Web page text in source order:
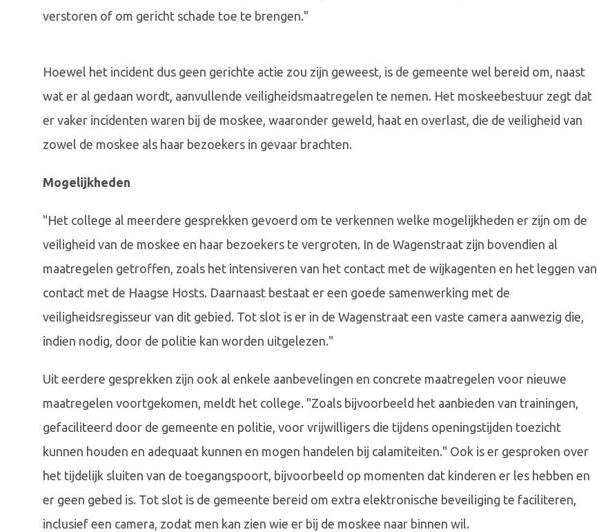
verstoren of om gericht schade toe te brengen."
Hoewel het incident dus geen gerichte actie zou zijn geweest, is de gemeente wel bereid om, naast
wat er al gedaan wordt, aanvullende veiligheidsmaatregelen te nemen. Het moskeebestuur zegt dat
er vaker incidenten waren bij de moskee, waaronder geweld, haat en overlast, die de veiligheid van
zowel de moskee als haar bezoekers in gevaar brachten.
Mogelijkheden
"Het college al meerdere gesprekken gevoerd om te verkennen welke mogelijkheden er zijn om de
veiligheid van de moskee en haar bezoekers te vergroten. In de Wagenstraat zijn bovendien al
maatregelen getroffen, zoals het intensiveren van het contact met de wijkagenten en het leggen van
contact met de Haagse Hosts. Daarnaast bestaat er een goede samenwerking met de
veiligheidsregisseur van dit gebied. Tot slot is er in de Wagenstraat een vaste camera aanwezig die,
indien nodig, door de politie kan worden uitgelezen."
Uit eerdere gesprekken zijn ook al enkele aanbevelingen en concrete maatregelen voor nieuwe
maatregelen voortgekomen, meldt het college. "Zoals bijvoorbeeld het aanbieden van trainingen,
gefaciliteerd door de gemeente en politie, voor vrijwilligers die tijdens openingstijden toezicht
kunnen houden en adequaat kunnen en mogen handelen bij calamiteiten." Ook is er gesproken over
het tijdelijk sluiten van de toegangspoort, bijvoorbeeld op momenten dat kinderen er les hebben en
er geen gebed is. Tot slot is de gemeente bereid om extra elektronische beveiliging te faciliteren,
inclusief een camera, zodat men kan zien wie er bij de moskee naar binnen wil.